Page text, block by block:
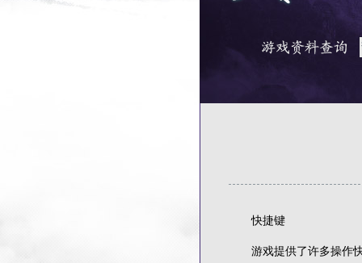
快捷键
游戏提供了许多操作快